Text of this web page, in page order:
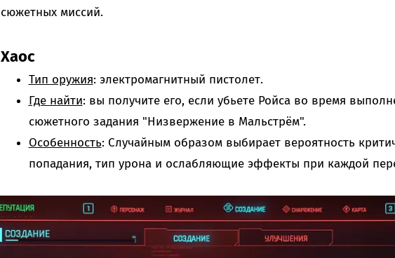
сюжетных миссий.
Хаос
Тип оружия: электромагнитный пистолет.
Где найти: вы получите его, если убьете Ройса во время
сюжетного задания "Низвержение в Мальстрём".
Особенность: Случайным образом выбирает вероятность
попадания, тип урона и ослабляющие эффекты при каждой